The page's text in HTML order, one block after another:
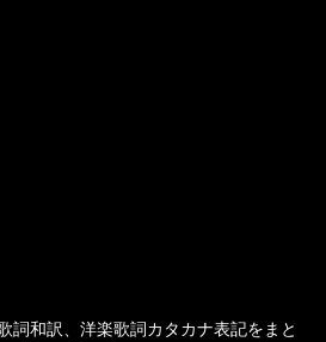
詞和訳、洋楽歌詞カタカナ表記をまと